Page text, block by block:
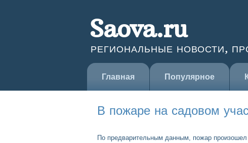
Saova.ru
РЕГИОНАЛЬНЫЕ НОВОСТИ,
Главная Популярное
В пожаре на садовом
По предварительным данным, пожар